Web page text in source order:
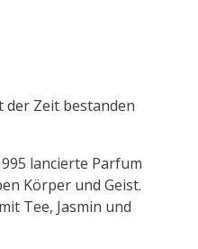
der Zeit bestanden
lancierte Parfum
Körper und Geist.
Tee, Jasmin und